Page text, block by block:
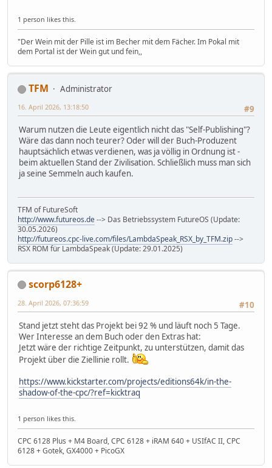
1 person likes this.
"Der Wein mit der Pille ist im Becher mit dem Fächer. Im Pokal mit
dem Portal ist der Wein gut und fein,,
TFM
Administrator
#9
16. April 2026, 13:18:50
Warum nutzen die Leute eigentlich nicht das "Self-Publishing"?
Wäre das dann noch teurer? Oder will der Buch-Produzent
hauptsächlich etwas verdienen, was ja völlig in Ordnung ist -
beim aktuellen Stand der Zivilisation. Schließlich muss man sich
ja seine Semmeln auch kaufen.
TFM of FutureSoft
http://www.futureos.de--> Das Betriebssystem FutureOS (Update:
30.05.2026)
http://futureos.cpc-live.com/files/LambdaSpeak_RSX_by_TFM.zip-->
RSX ROM für LambdaSpeak (Update: 29.01.2025)
scorp6128+
#10
28. April 2026, 07:36:59
Stand jetzt steht das Projekt bei 92 % und läuft noch 5 Tage.
Wer Interesse an dem Buch oder den Extras hat:
Jetzt wäre der richtige Zeitpunkt, zu unterstützen, damit das
Projekt über die Ziellinie rollt.
https://www.kickstarter.com/projects/editions64k/in-the-
shadow-of-the-cpc/?ref=kicktraq
1 person likes this.
CPC 6128 Plus + M4 Board, CPC 6128 + iRAM 640 + USIfAC II, CPC
6128 + Gotek, GX4000 + PicoGX